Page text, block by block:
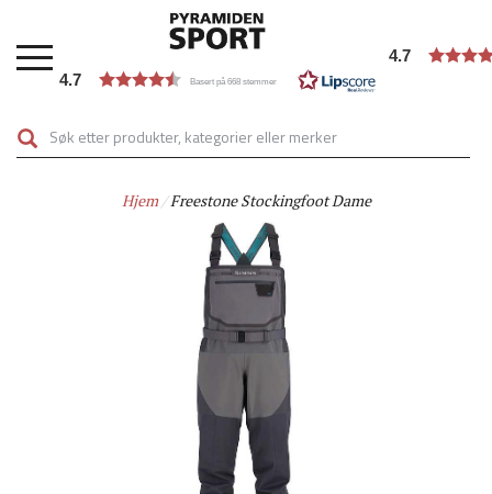
hovedinnhold
4.7 Basert på 668 stemmer
4.7
Hjem Freestone Stockingfoot Dame